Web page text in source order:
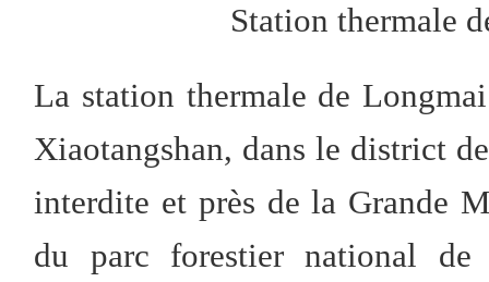
Station thermale
La station thermale de
Xiaotangshan, dans le district
interdite et près de la Grande
du parc forestier national